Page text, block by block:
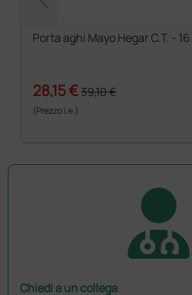
Porta aghi Mayo Hegar C.T. -
28,15 €39,10 €
(Prezzo i.e.)
Chiedi a un collega